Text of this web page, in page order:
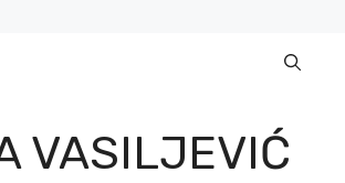
VASILJEVIĆ